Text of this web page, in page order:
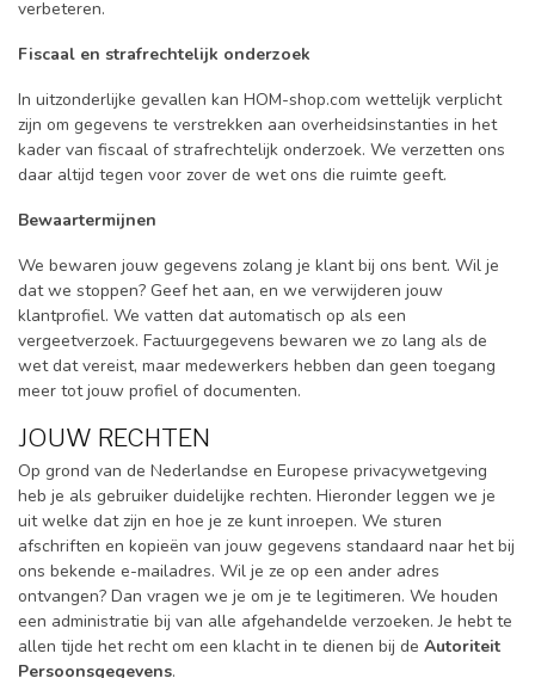
verbeteren.
Fiscaal en strafrechtelijk onderzoek
In uitzonderlijke gevallen kan HOM-shop.com wettelijk verplicht
zijn om gegevens te verstrekken aan overheidsinstanties in het
kader van fiscaal of strafrechtelijk onderzoek. We verzetten ons
daar altijd tegen voor zover de wet ons die ruimte geeft.
Bewaartermijnen
We bewaren jouw gegevens zolang je klant bij ons bent. Wil je
dat we stoppen? Geef het aan, en we verwijderen jouw
klantprofiel. We vatten dat automatisch op als een
vergeetverzoek. Factuurgegevens bewaren we zo lang als de
wet dat vereist, maar medewerkers hebben dan geen toegang
meer tot jouw profiel of documenten.
JOUW RECHTEN
Op grond van de Nederlandse en Europese privacywetgeving
heb je als gebruiker duidelijke rechten. Hieronder leggen we je
uit welke dat zijn en hoe je ze kunt inroepen. We sturen
afschriften en kopieën van jouw gegevens standaard naar het bij
ons bekende e-mailadres. Wil je ze op een ander adres
ontvangen? Dan vragen we je om je te legitimeren. We houden
een administratie bij van alle afgehandelde verzoeken. Je hebt te
allen tijde het recht om een klacht in te dienen bij de Autoriteit
Persoonsgegevens.